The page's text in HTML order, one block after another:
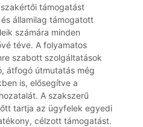
támogatást
államilag támogatott
számára minden
téve. A folyamatos
szabott szolgáltatások
átfogó útmutatás még
is, elősegítve a
A szakszerű
tartja az ügyfelek egyedi
célzott támogatást.